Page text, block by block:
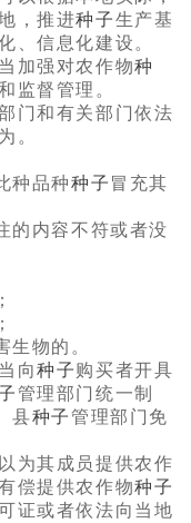
，推进种子生产基
、信息化建设。
加强对农作物种
监督管理。
门和有关部门依法
。
种品种种子 冒充其
的内容不符或者没
物的。
向种子购买者开具
管理部门统一制
县种子管理部门免
其成员提供农作
偿提供农作物种子
证或者依法向当地